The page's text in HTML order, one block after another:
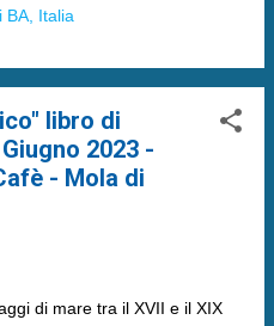
BA, Italia
libro di
2023 -
- Mola di
di mare tra il XVII e il XIX